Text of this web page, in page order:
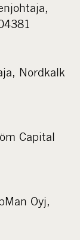
Nordkalk
Capital
Oyj,